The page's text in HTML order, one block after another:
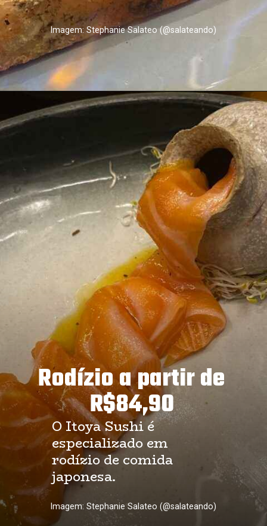
Imagem: Stephanie Salateo (@salateando)
Rodízio a partir de
R$84,90
O Itoya Sushi é
especializado em
rodízio de comida
japonesa.
Imagem: Stephanie Salateo (@salateando)